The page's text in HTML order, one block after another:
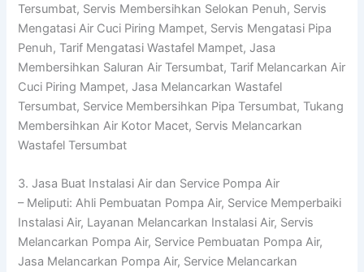
Tersumbat, Servis Membersihkan Selokan Penuh, Servis
Mengatasi Air Cuci Piring Mampet, Servis Mengatasi Pipa
Penuh, Tarif Mengatasi Wastafel Mampet, Jasa
Membersihkan Saluran Air Tersumbat, Tarif Melancarkan Air
Cuci Piring Mampet, Jasa Melancarkan Wastafel
Tersumbat, Service Membersihkan Pipa Tersumbat, Tukang
Membersihkan Air Kotor Macet, Servis Melancarkan
Wastafel Tersumbat
3. Jasa Buat Instalasi Air dan Service Pompa Air
– Meliputi: Ahli Pembuatan Pompa Air, Service Memperbaiki
Instalasi Air, Layanan Melancarkan Instalasi Air, Servis
Melancarkan Pompa Air, Service Pembuatan Pompa Air,
Jasa Melancarkan Pompa Air, Service Melancarkan